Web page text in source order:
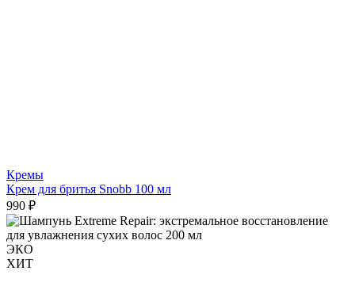
Кремы
Крем для бритья Snobb 100 мл
990 ₽
ЭКО
ХИТ